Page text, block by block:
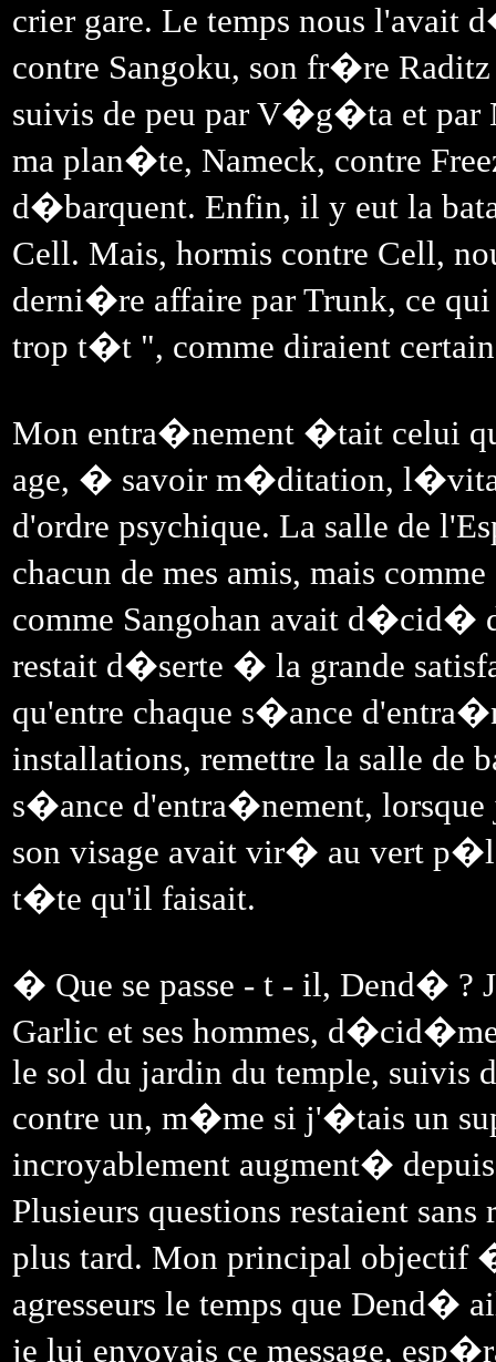
crier gare. Le temps nous
contre Sangoku, son fr�re
suivis de peu par V�g�ta et par
ma plan�te, Nameck, contre
d�barquent. Enfin, il y eut la
Cell. Mais, hormis contre Cell,
derni�re affaire par Trunk, ce qui
trop t�t ", comme diraient
Mon entra�nement �tait celui
age, � savoir m�ditation,
d'ordre psychique. La salle de
chacun de mes amis, mais
comme Sangohan avait d�cid�
restait d�serte � la grande
qu'entre chaque s�ance
installations, remettre la salle
s�ance d'entra�nement,
son visage avait vir� au vert
t�te qu'il faisait.
� Que se passe - t - il, Dend� ?
Garlic et ses hommes,
le sol du jardin du temple, suivis
contre un, m�me si j'�tais un
incroyablement augment�
Plusieurs questions restaient
plus tard. Mon principal objectif
agresseurs le temps que
je lui envoyais ce message,